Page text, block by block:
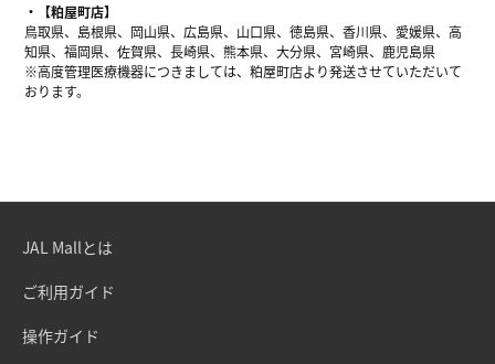
【粕屋町店】
鳥取県、島根県、岡山県、広島県、山口県、徳島県、香川県、愛媛県、高
知県、福岡県、佐賀県、長崎県、熊本県、大分県、宮崎県、鹿児島県
※高度管理医療機器につきましては、粕屋町店より発送させていただいて
おります。
JAL Mallとは
ご利用ガイド
操作ガイド